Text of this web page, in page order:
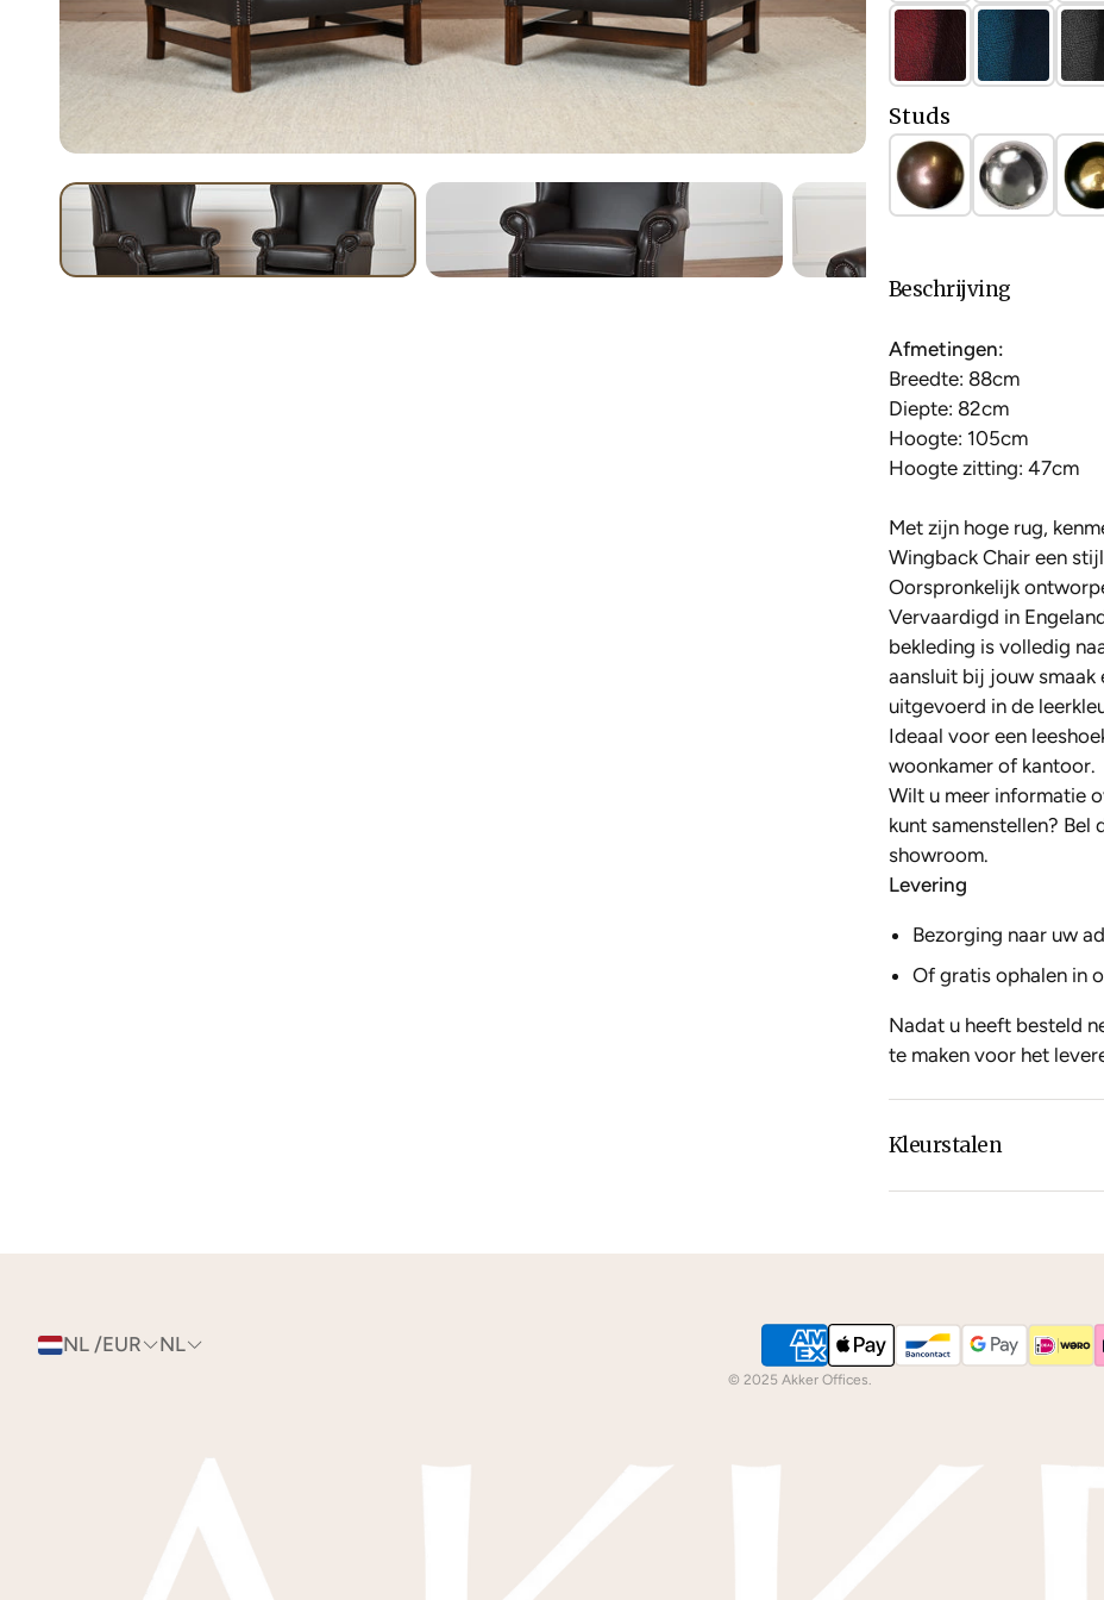
Studs
Beschrijving
Afmetingen:
Breedte: 88cm
Diepte: 82cm
Hoogte: 105cm
Hoogte zitting: 47cm
Met zijn hoge rug,
Wingback Chaireen
Oorspronkelijk
Vervaardigd in
bekleding is volledig
aansluit bij jouw smaak
uitgevoerd in de
Ideaal voor een
woonkamer of kantoor.
Wilt u meer informatie
kunt samenstellen?
showroom.
Levering
Bezorging naar uw
Of gratis ophalen in
Nadat u heeft besteld
te maken voor het
Kleurstalen
NL /EUR NL
© 2025 Akker Offices.